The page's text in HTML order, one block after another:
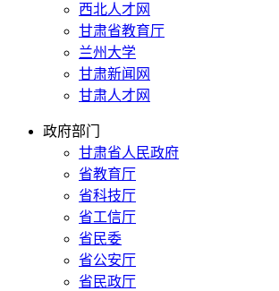
西北人才网
甘肃省教育厅
兰州大学
甘肃新闻网
甘肃人才网
政府部门
甘肃省人民政府
省教育厅
省科技厅
省工信厅
省民委
省公安厅
省民政厅